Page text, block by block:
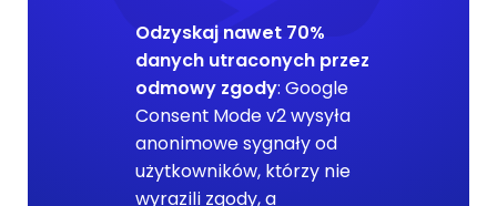
Odzyskaj nawet 70%
danych utraconych przez
odmowy zgody: Google
Consent Mode v2 wysyła
anonimowe sygnały od
użytkowników, którzy nie
wyrazili zgody, a